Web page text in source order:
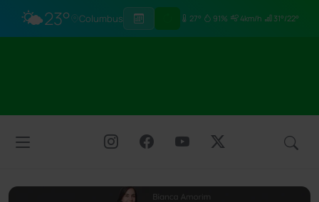
🌤️23° Columbus 27° 91% 4km/h 31°/22°